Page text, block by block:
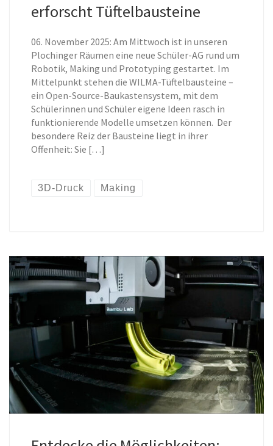
erforscht Tüftelbausteine
06. November 2025: Am Mittwoch ist in unseren
Plochinger Räumen eine neue Schüler-AG rund um
Robotik, Making und Prototyping gestartet. Im
Mittelpunkt stehen die WILMA-Tüftelbausteine –
ein Open-Source-Baukastensystem, mit dem
Schülerinnen und Schüler eigene Ideen rasch in
funktionierende Modelle umsetzen können. Der
besondere Reiz der Bausteine liegt in ihrer
Offenheit: Sie […]
3D-Druck Making